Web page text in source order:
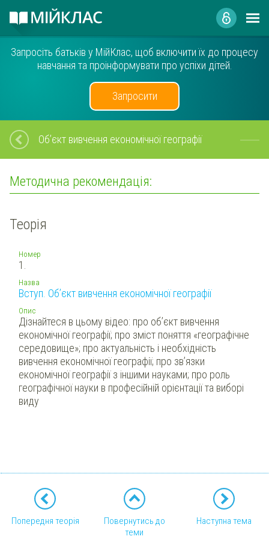
Запросіть батьків у МійКлас, щоб включити їх до процесу
навчання та проінформувати про успіхи дітей.
Запросити
Об’єкт вивчення економічної географії
Методична рекомендація:
Теорія
Номер
1.
Назва
Вступ. Об’єкт вивчення економічної географії
Опис
Дізнайтеся в цьому відео: про об’єкт вивчення
економічної географії; про зміст поняття «географічне
середовище»; про актуальність і необхідність
вивчення економічної географії; про зв’язки
економічної географії з іншими науками; про роль
географічної науки в професійній орієнтації та виборі
виду
Попередня теорія
Повернутись до
теми
Наступна тема